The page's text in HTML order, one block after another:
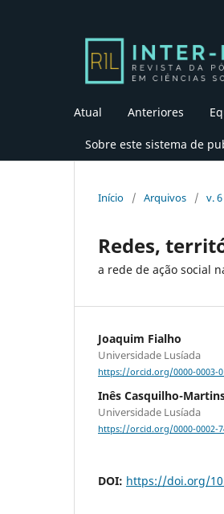
Atual Anteriores
Sobre este sistema de
Início / Arquivos / v.
Redes,
a rede de ação social
Joaquim Fialho
Universidade Lusíada
https://orcid.org/0000-0003-
Inês Casquilho-
Universidade Lusíada
https://orcid.org/0000-0002-
DOI: https://doi.org/